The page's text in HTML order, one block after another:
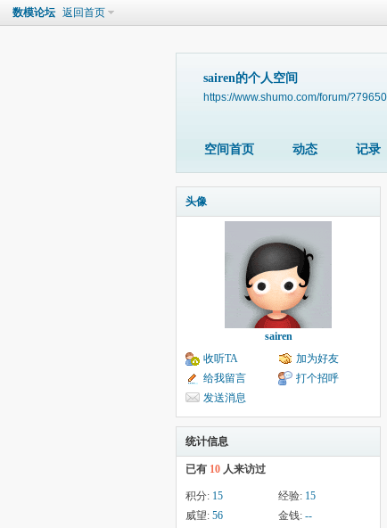
数模论坛 返回首页
sairen的个人空间
https://www.shumo.com/forum/
空间首页 动态 记录
头像
sairen
收听TA
加为好友
给我留言
打个招呼
发送消息
统计信息
已有 10 人来访过
积分: 15 经验: 15
威望: 56 金钱: --